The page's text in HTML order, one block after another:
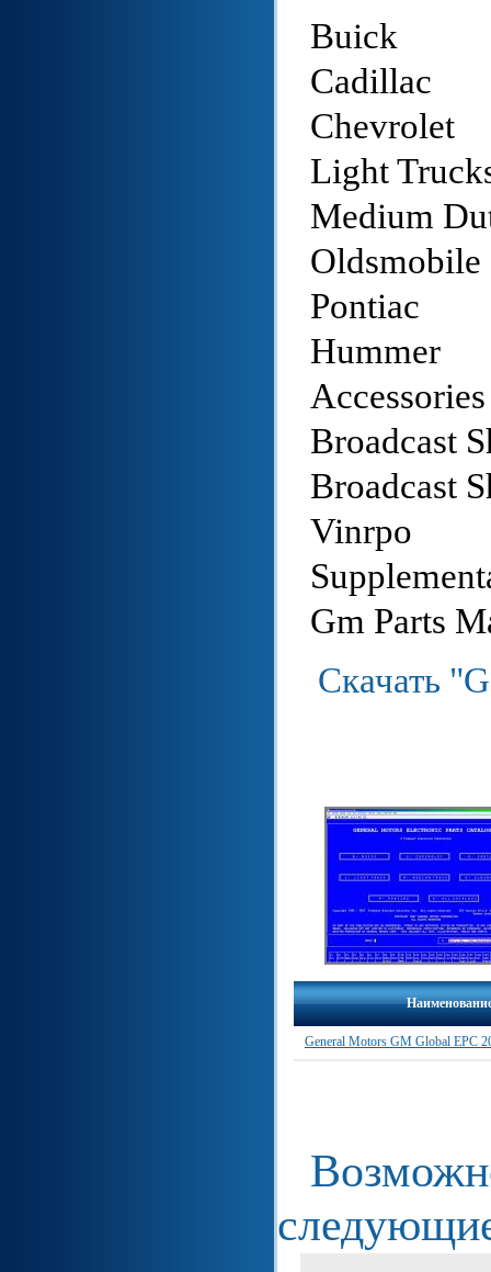
Buick
Cadillac
Chevrolet
Light
Medium
Oldsmobile
Pontiac
Hummer
Accessories
Broadcast
Broadcast
Vinrpo
Gm Parts
Скачать
General Motors GM Global EPC